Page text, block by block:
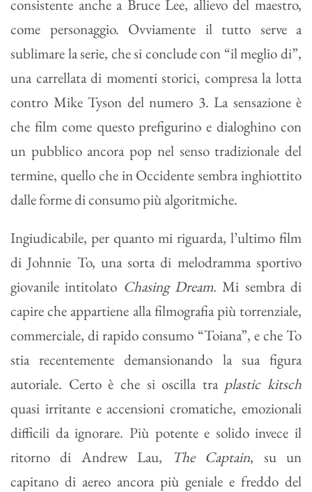
consistente anche a Bruce Lee, allievo del maestro,
come personaggio. Ovviamente il tutto serve a
sublimare la serie, che si conclude con “il meglio di”,
una carrellata di momenti storici, compresa la lotta
contro Mike Tyson del numero 3. La sensazione è
che film come questo prefigurino e dialoghino con
un pubblico ancora pop nel senso tradizionale del
termine, quello che in Occidente sembra inghiottito
dalle forme di consumo più algoritmiche.
Ingiudicabile, per quanto mi riguarda, l’ultimo film
di Johnnie To, una sorta di melodramma sportivo
giovanile intitolato Chasing Dream.Mi sembra di
capire che appartiene alla filmografia più torrenziale,
commerciale, di rapido consumo “Toiana”, e che To
stia recentemente demansionando la sua figura
autoriale. Certo è che si oscilla tra plastic kitsch
quasi irritante e accensioni cromatiche, emozionali
difficili da ignorare. Più potente e solido invece il
ritorno di Andrew Lau,
The Captain, su un
capitano di aereo ancora più geniale e freddo del